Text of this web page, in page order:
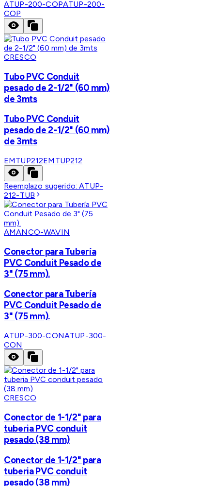
ATUP-200-COPATUP-200-
COP
CRESCO
Tubo PVC Conduit
pesado de 2-1/2" (60 mm)
de 3mts
Tubo PVC Conduit
pesado de 2-1/2" (60 mm)
de 3mts
EMTUP212EMTUP212
Reemplazo sugerido:ATUP-
212-TUB
AMANCO-WAVIN
Conector para Tubería
PVC Conduit Pesado de
3" (75 mm).
Conector para Tubería
PVC Conduit Pesado de
3" (75 mm).
ATUP-300-CONATUP-300-
CON
CRESCO
Conector de 1-1/2" para
tuberia PVC conduit
pesado (38 mm)
Conector de 1-1/2" para
tuberia PVC conduit
pesado (38 mm)